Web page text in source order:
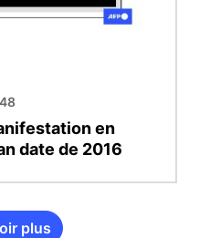
en
date de 2016
plus